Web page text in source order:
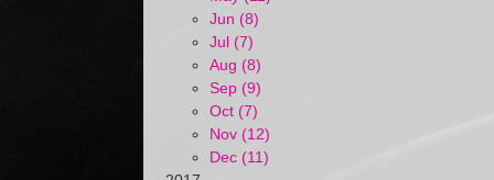
Jun (8)
Jul (7)
Aug (8)
Sep (9)
Oct (7)
Nov (12)
Dec (11)